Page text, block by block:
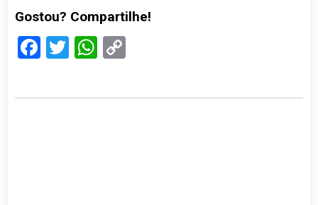
Gostou? Compartilhe!
Facebook
TwitterWhatsApp